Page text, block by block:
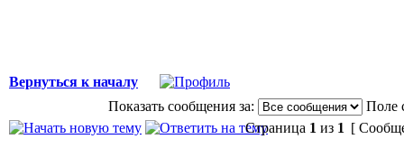
Вернуться к началу
Показать сообщения за:
Поле
Страница 1 из 1 [